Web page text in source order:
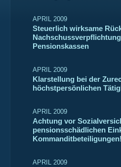
APRIL 2009
Steuerlich wirksame
Pensionskassen
APRIL 2009
Klarstellung bei der
höchstpersönlichen
APRIL 2009
Achtung vor
pensionsschädlichen
Kommanditbeteiligungen!
APRIL 2009